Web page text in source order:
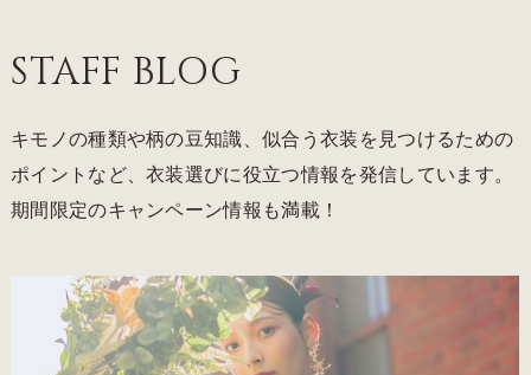
STAFF BLOG
キモノの種類や柄の豆知識、似合う衣装を見つけるための
ポイントなど、衣装選びに役立つ情報を発信しています。
期間限定のキャンペーン情報も満載！